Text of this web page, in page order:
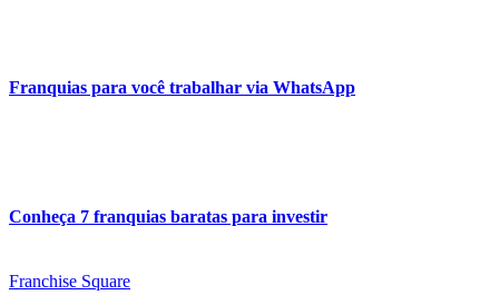
Franquias para você trabalhar via WhatsApp
Conheça 7 franquias baratas para investir
Franchise Square